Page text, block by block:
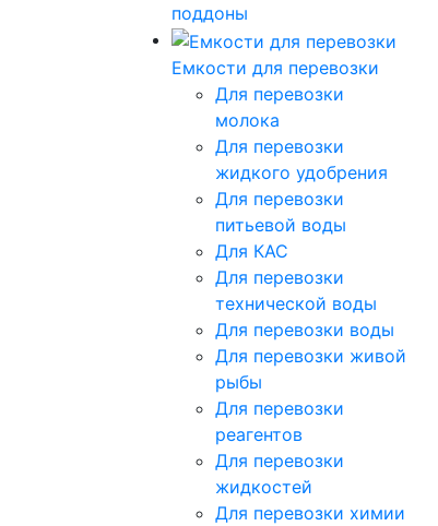
поддоны
Емкости для перевозки
Для перевозки
молока
Для перевозки
жидкого удобрения
Для перевозки
питьевой воды
Для КАС
Для перевозки
технической воды
Для перевозки воды
Для перевозки живой
рыбы
Для перевозки
реагентов
Для перевозки
жидкостей
Для перевозки химии